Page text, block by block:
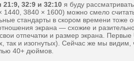
32:9 и 32:10 я буду
1440, 3840 × 1600) можно смело
стандарты в скором времени тоже
экрана — схожие и
отпечатки и размер экрана.
так и изогнутых). Сейчас же мы видим,
40+ дюймов.